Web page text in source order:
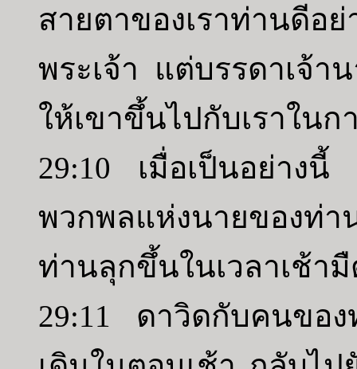
สายตาของเราท่านดีอ
พระเจ้า แต่บรรดาเจ้า
ให้เขาขึ้นไปกับเราในก
29:10 เมื่อเป็นอย่าง
พวกพลแห่งนายของท่
ท่านลุกขึ้นในเวลาเช้า
29:11 ดาวิดกับคนของ